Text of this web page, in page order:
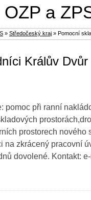
Králův Dvůr
pomoc při ranní
prostorech
na zkrácený pracovní
dovolené. Kontakt:
a
» Středočeský kraj » Pomocní